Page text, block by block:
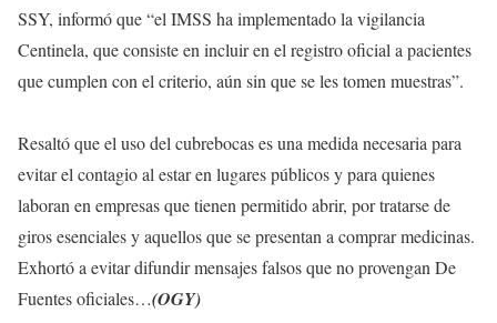
SSY, informó que “el IMSS ha implementado la vigilancia
Centinela, que consiste en incluir en el registro oficial a pacientes
que cumplen con el criterio, aún sin que se les tomen muestras”.
Resaltó que el uso del cubrebocas es una medida necesaria para
evitar el contagio al estar en lugares públicos y para quienes
laboran en empresas que tienen permitido abrir, por tratarse de
giros esenciales y aquellos que se presentan a comprar medicinas.
Exhortó a evitar difundir mensajes falsos que no provengan De
Fuentes oficiales…(OGY)